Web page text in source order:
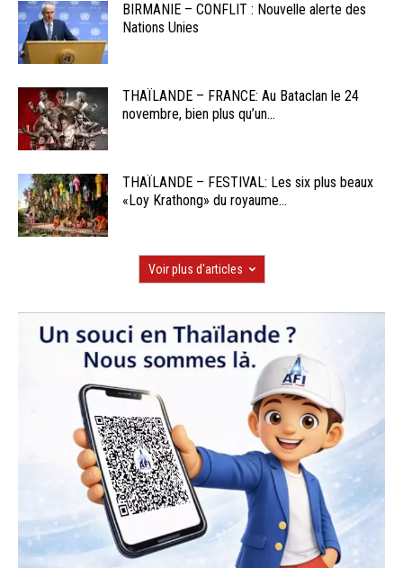
BIRMANIE – CONFLIT : Nouvelle alerte des
Nations Unies
THAÏLANDE – FRANCE: Au Bataclan le 24
novembre, bien plus qu’un...
THAÏLANDE – FESTIVAL: Les six plus beaux
«Loy Krathong» du royaume...
Voir plus d'articles